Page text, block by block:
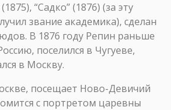
“Садко” (1876) (за эту
звание академика), сделан
В 1876 году Репин раньше
поселился в Чугуеве,
в Москву.
посещает Ново-Девичий
с портретом царевны